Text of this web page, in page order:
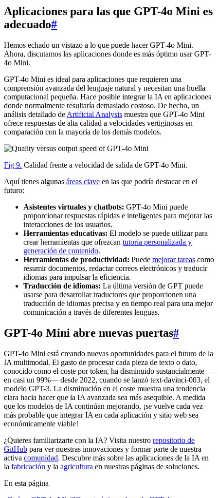
Aplicaciones para las que GPT-4o Mini es
adecuado#
Hemos echado un vistazo a lo que puede hacer GPT-4o Mini.
Ahora, discutamos las aplicaciones donde es más óptimo usar GPT-
4o Mini.
GPT-4o Mini es ideal para aplicaciones que requieren una
comprensión avanzada del lenguaje natural y necesitan una huella
computacional pequeña. Hace posible integrar la IA en aplicaciones
donde normalmente resultaría demasiado costoso. De hecho, un
análisis detallado de Artificial Analysis muestra que GPT-4o Mini
ofrece respuestas de alta calidad a velocidades vertiginosas en
comparación con la mayoría de los demás modelos.
Fig 9. Calidad frente a velocidad de salida de GPT-4o Mini.
Aquí tienes algunas áreas clave en las que podría destacar en el
futuro:
Asistentes virtuales y chatbots: GPT-4o Mini puede
proporcionar respuestas rápidas e inteligentes para mejorar las
interacciones de los usuarios.
Herramientas educativas: El modelo se puede utilizar para
crear herramientas que ofrezcan tutoría personalizada y
generación de contenido.
Herramientas de productividad: Puede mejorar tareas como
resumir documentos, redactar correos electrónicos y traducir
idiomas para impulsar la eficiencia.
Traducción de idiomas: La última versión de GPT puede
usarse para desarrollar traductores que proporcionen una
traducción de idiomas precisa y en tiempo real para una mejor
comunicación a través de diferentes lenguas.
GPT-4o Mini abre nuevas puertas#
GPT-4o Mini está creando nuevas oportunidades para el futuro de la
IA multimodal. El gasto de procesar cada pieza de texto o dato,
conocido como el coste por token, ha disminuido sustancialmente —
en casi un 99%— desde 2022, cuando se lanzó text-davinci-003, el
modelo GPT-3. La disminución en el coste muestra una tendencia
clara hacia hacer que la IA avanzada sea más asequible. A medida
que los modelos de IA continúan mejorando, ¡se vuelve cada vez
más probable que integrar IA en cada aplicación y sitio web sea
económicamente viable!
¿Quieres familiarizarte con la IA? Visita nuestro repositorio de
GitHub para ver nuestras innovaciones y formar parte de nuestra
activa comunidad. Descubre más sobre las aplicaciones de la IA en
la fabricación y la agricultura en nuestras páginas de soluciones.
En esta página